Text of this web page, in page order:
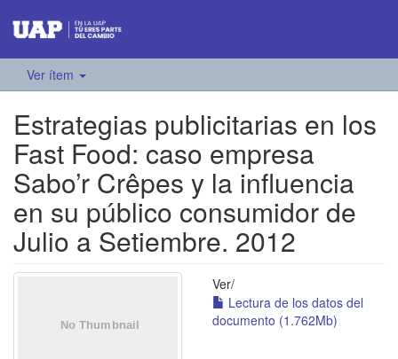
Ver ítem
Estrategias publicitarias en los
Fast Food: caso empresa
Sabo’r Crêpes y la influencia
en su público consumidor de
Julio a Setiembre. 2012
Ver/
Lectura de los datos del
documento (1.762Mb)